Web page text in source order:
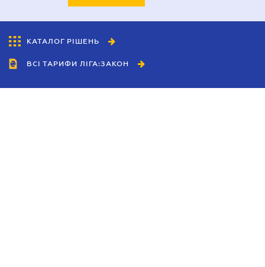
КАТАЛОГ РІШЕНЬ
ВСІ ТАРИФИ ЛІГА:ЗАКОН